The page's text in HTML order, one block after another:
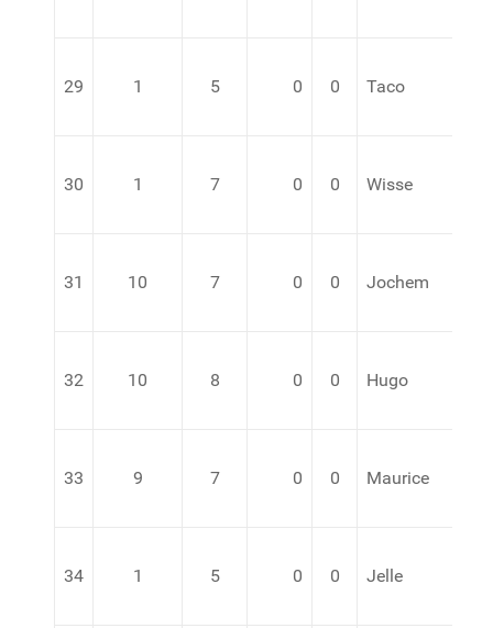
29 1 5 0 0 Taco
30 1 7 0 0 Wisse
31 10 7 0 0 Jochem
32 10 8 0 0 Hugo
33 9 7 0 0 Maurice
34 1 5 0 0 Jelle